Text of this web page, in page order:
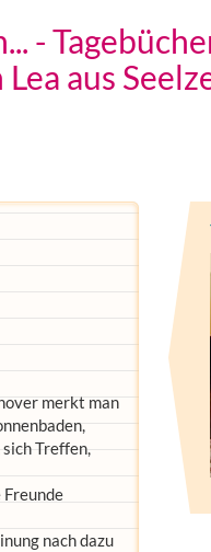
-
aus
merkt man
Treffen,
Freunde
nach dazu